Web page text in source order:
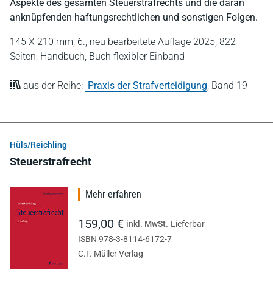
Aspekte des gesamten Steuerstrafrechts und die daran
anknüpfenden haftungsrechtlichen und sonstigen Folgen.
145 X 210 mm, 6., neu bearbeitete Auflage 2025, 822
Seiten, Handbuch, Buch flexibler Einband
aus der Reihe: Praxis der Strafverteidigung Band 19
Hüls/Reichling
Steuerstrafrecht
Mehr erfahren
159,00 € inkl. MwSt. Lieferbar
ISBN 978-3-8114-6172-7
C.F. Müller Verlag